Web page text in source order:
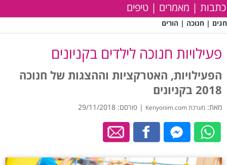
כתבות | מאמרים | טיפים
חגים | חנוכה | הורים
פעילויות חנוכה לילדים בקניונים
הפעילויות, האטרקציות וההצגות של חנוכה
2018 בקניונים
מאת: מערכת Kenyonim.com | פורסם: 29/11/2018